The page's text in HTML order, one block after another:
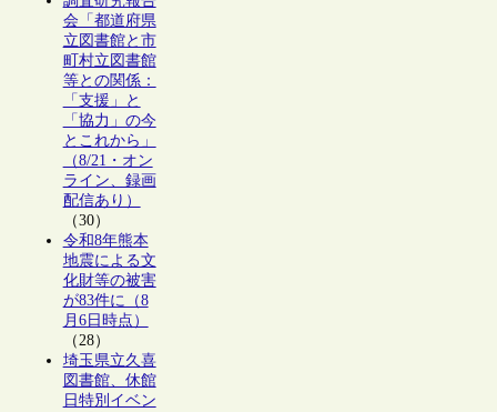
会「都道府県
立図書館と市
町村立図書館
等との関係：
「支援」と
「協力」の今
とこれから」
（8/21・オン
ライン、録画
配信あり）
（30）
令和8年熊本
地震による文
化財等の被害
が83件に（8
月6日時点）
（28）
埼玉県立久喜
図書館、休館
日特別イベン